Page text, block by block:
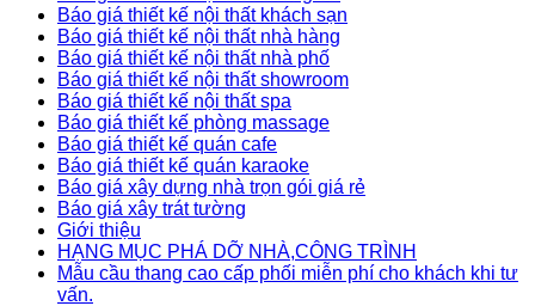
Báo giá thiết kế nội thất khách sạn
Báo giá thiết kế nội thất nhà hàng
Báo giá thiết kế nội thất nhà phố
Báo giá thiết kế nội thất showroom
Báo giá thiết kế nội thất spa
Báo giá thiết kế phòng massage
Báo giá thiết kế quán cafe
Báo giá thiết kế quán karaoke
Báo giá xây dựng nhà trọn gói giá rẻ
Báo giá xây trát tường
Giới thiệu
HẠNG MỤC PHÁ DỠ NHÀ,CÔNG TRÌNH
Mẫu cầu thang cao cấp phối miễn phí cho khách khi tư
vấn.